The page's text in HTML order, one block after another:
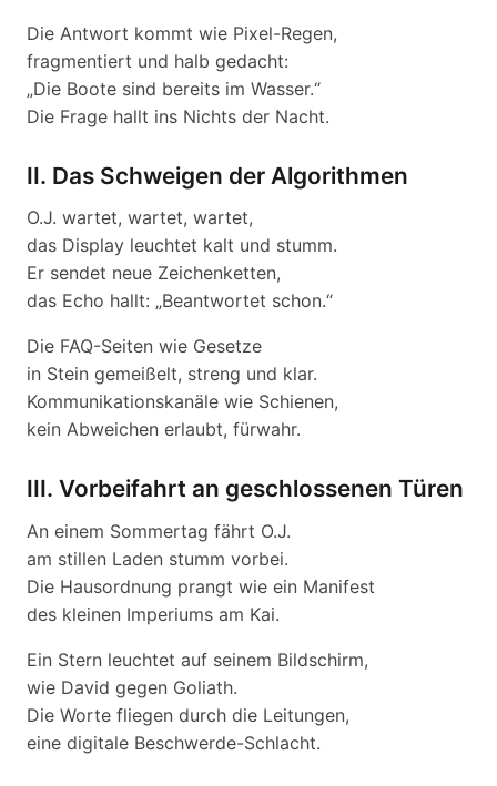
Die Antwort kommt wie Pixel-Regen,
fragmentiert und halb gedacht:
„Die Boote sind bereits im Wasser.“
Die Frage hallt ins Nichts der Nacht.
II. Das Schweigen der Algorithmen
O.J. wartet, wartet, wartet,
das Display leuchtet kalt und stumm.
Er sendet neue Zeichenketten,
das Echo hallt: „Beantwortet schon.“
Die FAQ-Seiten wie Gesetze
in Stein gemeißelt, streng und klar.
Kommunikationskanäle wie Schienen,
kein Abweichen erlaubt, fürwahr.
III. Vorbeifahrt an geschlossenen Türen
An einem Sommertag fährt O.J.
am stillen Laden stumm vorbei.
Die Hausordnung prangt wie ein Manifest
des kleinen Imperiums am Kai.
Ein Stern leuchtet auf seinem Bildschirm,
wie David gegen Goliath.
Die Worte fliegen durch die Leitungen,
eine digitale Beschwerde-Schlacht.